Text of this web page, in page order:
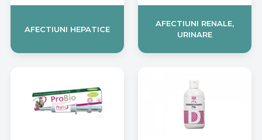
AFECTIUNI HEPATICE
AFECTIUNI RENALE,
URINARE